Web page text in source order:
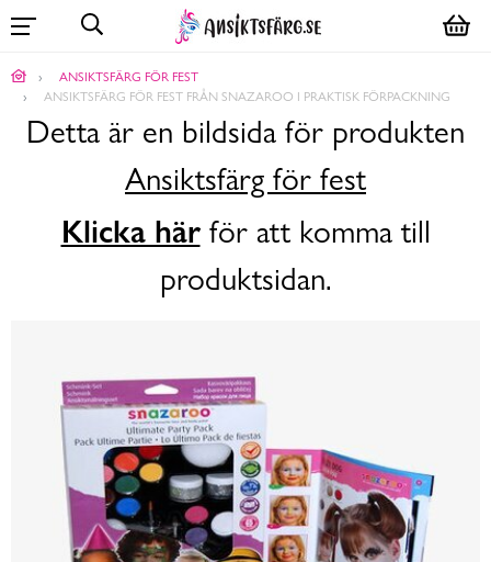
ANSIKTSFÄRG FÖR FEST
ANSIKTSFÄRG FÖR FEST FRÅN SNAZAROO I PRAKTISK FÖRPACKNING
Detta är en bildsida för produkten
Ansiktsfärg för fest
Klicka härför att komma till
produktsidan.